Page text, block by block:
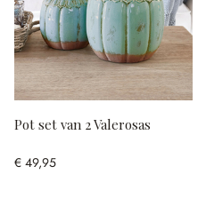
Pot set van 2 Valerosas
€ 49,95